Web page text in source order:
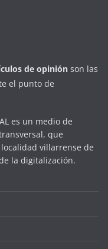
de opinión son las
el punto de
es un medio de
que
villarrense de
la digitalización.